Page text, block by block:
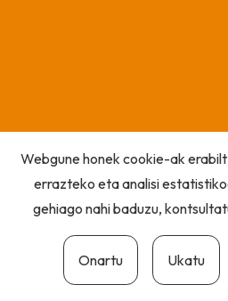
Webgune honek cookie-ak
errazteko eta analisi
gehiago nahi baduzu,
Onartu Ukatu